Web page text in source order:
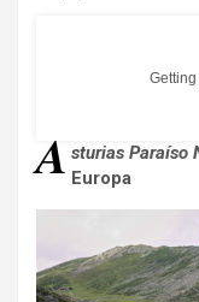
A sturias Paraíso
Europa